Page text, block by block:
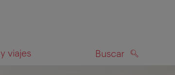
viajes Buscar